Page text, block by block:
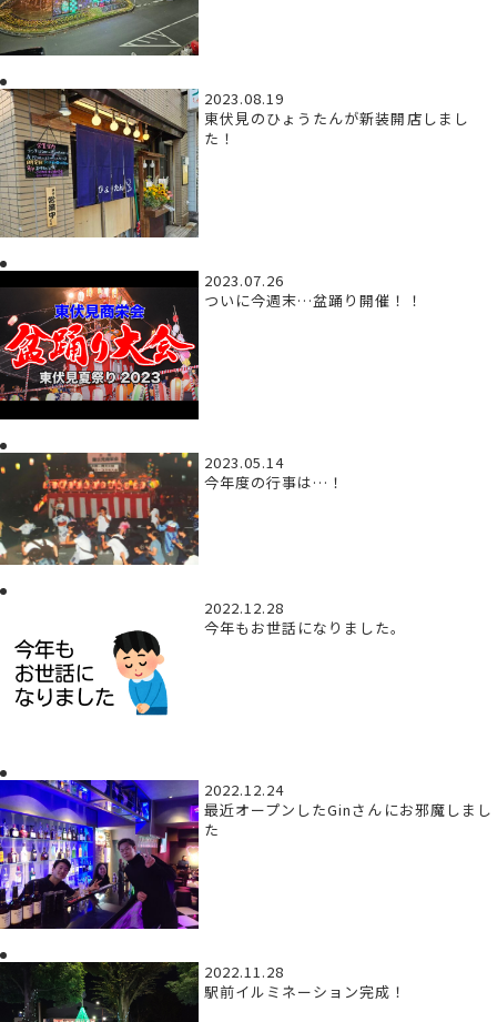
2023.08.19
東伏見のひょうたんが新装開店しまし
た！
2023.07.26
ついに今週末…盆踊り開催！！
2023.05.14
今年度の行事は…！
2022.12.28
今年もお世話になりました。
2022.12.24
最近オープンしたGinさんにお邪魔しまし
た
2022.11.28
駅前イルミネーション完成！